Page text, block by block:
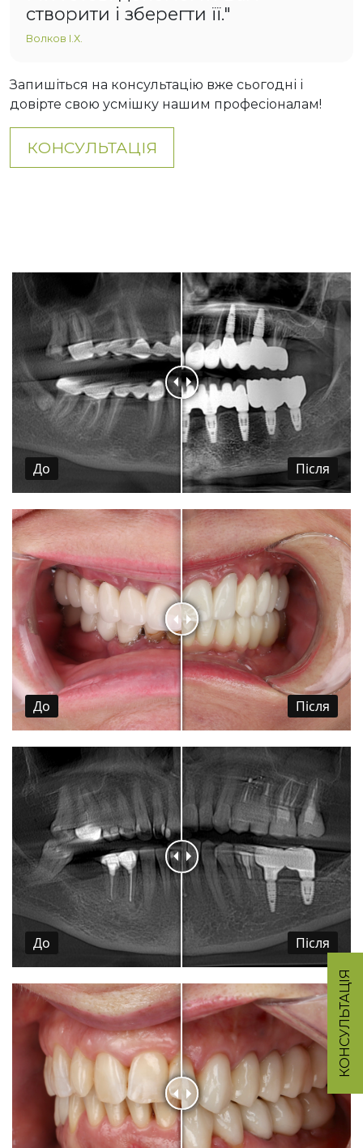
створити і зберегти її."
Волков І.Х.
Запишіться на консультацію вже сьогодні і
довірте свою усмішку нашим професіоналам!
КОНСУЛЬТАЦІЯ
Пiсля
До
Пiсля
До
Пiсля
До
КОНСУЛЬТАЦІЯ